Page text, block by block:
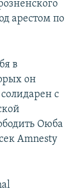
арестом по
в
он
с
Оюба
Amnesty